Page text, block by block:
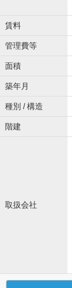
賃料
管理費等
面積
築年月
種別 / 構造
階建
取扱会社